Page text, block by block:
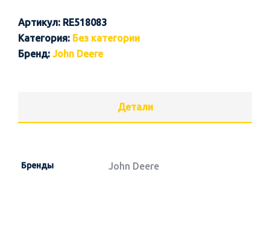
Артикул: RE518083
Категория: Без категории
Бренд: John Deere
Детали
Бренды John Deere